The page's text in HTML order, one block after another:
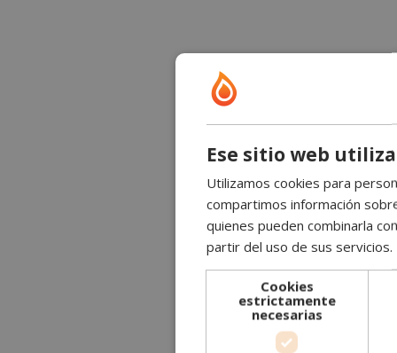
Ese sitio web
Utilizamos cookies para
compartimos información
quienes pueden combinarla
partir del uso de sus servicios.
Cookies
estrictamente
necesarias